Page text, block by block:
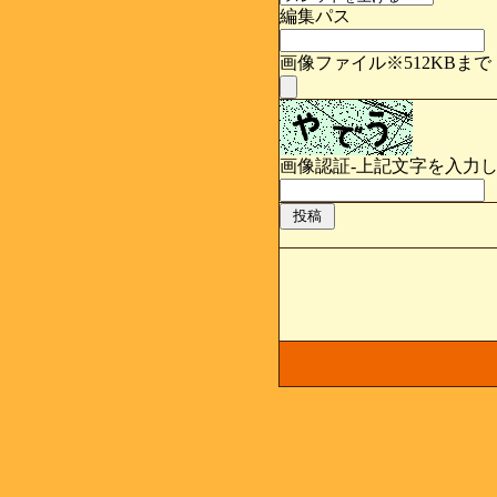
編集パス
画像ファイル※512KBまで
画像認証-上記文字を入力